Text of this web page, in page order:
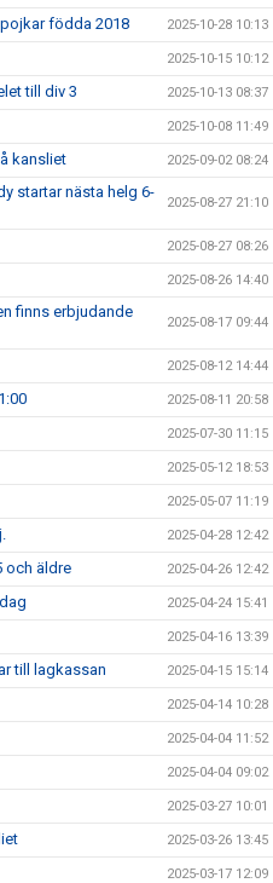
födda 2018 2025-10-28 10:13
2025-10-15 10:12
till div 3 2025-10-13 08:37
2025-10-08 11:49
kansliet 2025-09-02 08:24
startar nästa helg 6-
2025-08-27 21:10
2025-08-27 08:26
2025-08-26 14:40
finns erbjudande
2025-08-17 09:44
2025-08-12 14:44
2025-08-11 20:58
2025-07-30 11:15
2025-05-12 18:53
2025-05-07 11:19
2025-04-28 12:42
och äldre 2025-04-26 12:42
2025-04-24 15:41
2025-04-16 13:39
till lagkassan 2025-04-15 15:14
2025-04-14 10:28
2025-04-04 11:52
2025-04-04 09:02
2025-03-27 10:01
2025-03-26 13:45
2025-03-17 12:09